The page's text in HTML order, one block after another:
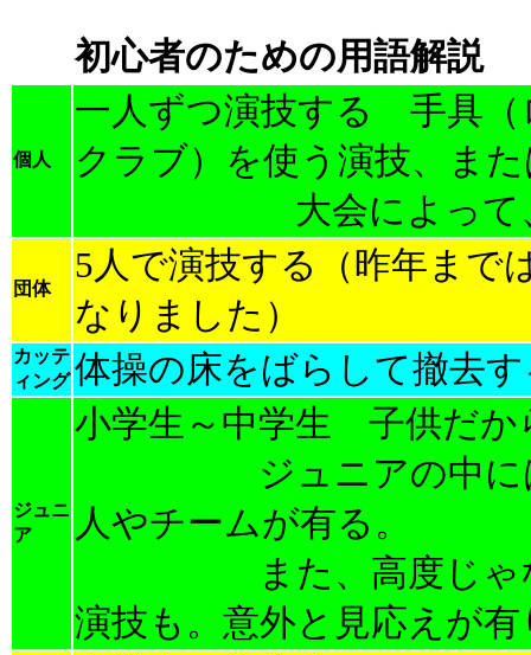
初心者のための用語解説
個人
一人ずつ演技する 手具（
クラブ）を使う演技、ま
大会によって、
団体
5人で演技する（昨年まで
なりました）
カッテ
ィング 体操の床をばらして撤去
ジュニ
ア
小学生～中学生 子供だか
ジュニアの中には驚
人やチームが有る。
また、高度じゃなく
演技も。意外と見応えが